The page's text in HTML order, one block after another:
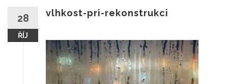
28
ŘÍJ
vlhkost-pri-rekonstrukci